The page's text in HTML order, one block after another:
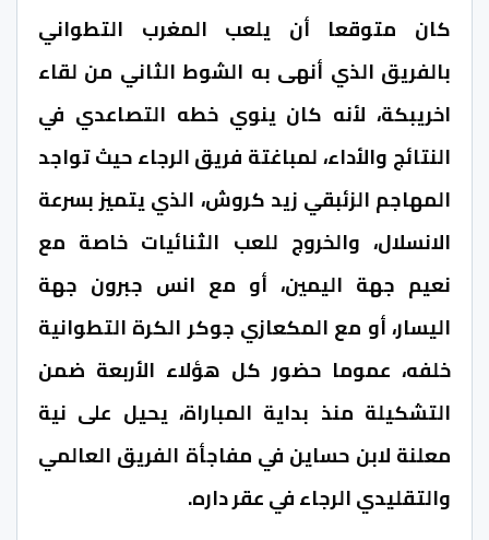
كان متوقعا أن يلعب المغرب التطواني
بالفريق الذي أنهى به الشوط الثاني من لقاء
اخريبكة، لأنه كان ينوي خطه التصاعدي في
النتائج والأداء، لمباغتة فريق الرجاء حيث تواجد
المهاجم الزئبقي زيد كروش، الذي يتميز بسرعة
الانسلال، والخروج للعب الثنائيات خاصة مع
نعيم جهة اليمين، أو مع انس جبرون جهة
اليسار، أو مع المكعازي جوكر الكرة التطوانية
خلفه، عموما حضور كل هؤلاء الأربعة ضمن
التشكيلة منذ بداية المباراة، يحيل على نية
معلنة لابن حساين في مفاجأة الفريق العالمي
والتقليدي الرجاء في عقر داره.